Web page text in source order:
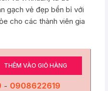
gạch vẻ đẹp bền bỉ với
cho các thành viên gia
THÊM VÀO GIỎ HÀNG
- 0908622619